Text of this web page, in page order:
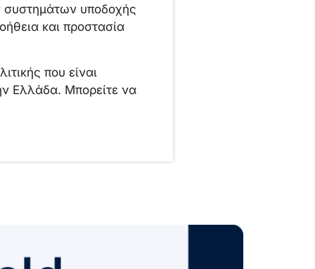
συστημάτων υποδοχής
και προστασία
που είναι
Ελλάδα. Μπορείτε να